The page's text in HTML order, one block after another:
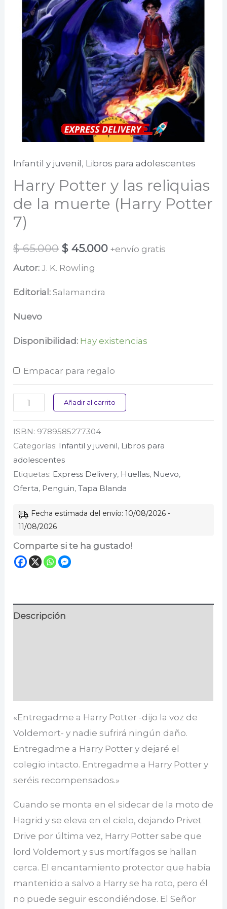
Infantil y juvenil , Libros para adolescentes
Harry Potter y las reliquias
de la muerte (Harry Potter
7)
$65.000 El
precio
original
$ 45.000El
+envío gratis
Autor:J. K. Rowling
Editorial:Salamandra
Nuevo
Disponibilidad: Hay existencias
Empacar para regalo
Harry
y
las
reliquias
de
muerte
(Harry
Potter
7)
Añadir al carrito
ISBN: 9789585277304
Categorías: Infantil y juvenil, Libros para
adolescentes
Etiquetas: Express Delivery, Huellas, Nuevo,
Oferta, Penguin,Tapa Blanda
Fecha estimada del envío: 10/08/2026 -
11/08/2026
Comparte si te ha gustado!
Descripción
«Entregadme a Harry Potter -dijo la voz de
Voldemort- y nadie sufrirá ningún daño.
Entregadme a Harry Potter y dejaré el
colegio intacto. Entregadme a Harry Potter y
seréis recompensados.»
Cuando se monta en el sidecar de la moto de
Hagrid y se eleva en el cielo, dejando Privet
Drive por última vez, Harry Potter sabe que
lord Voldemort y sus mortífagos se hallan
cerca. El encantamiento protector que había
mantenido a salvo a Harry se ha roto, pero él
no puede seguir escondiéndose. El Señor